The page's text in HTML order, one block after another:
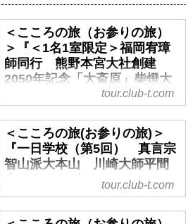
国三十三観音めぐり旅（ツアー）
をご紹介。霊場に精通した僧侶先
達同行で、観音巡礼の起源ともい
われる霊場をめぐりましょう。ツ
アーの検索・ご予約も簡単。
＜こころの旅（お参りの旅）
＞『＜1名1室限定＞福岡宥璋
師同行 熊野本宮大社創建
2050年記念「大斎原」柴燈大
護摩特別参拝 3日間』｜クラ
ブツーリズム
＜こころの旅（お参りの旅）＞
『＜1名1室限定＞福岡宥璋師同
行 熊野本宮大社創建2050年記念
「大斎原」柴燈大護摩特別参拝 3
日間』の紹介をしています。ツア
ー・旅行のお申込ならクラブツー
tour.club-t.com
＜こころの旅(お参りの旅)＞
『一日学校（第5回） 真言宗
智山派大本山 川崎大師平間
寺』｜クラブツーリズム
学校（第5回） 真言宗智山派大本
tour.club-t.com